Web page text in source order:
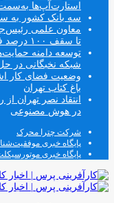
استارت‌آپ‌ها
سه بانک کشور به
معاون علمی
تا سقف ۱۰۰ درصد فروش دانش‌بنیان‌ها
توسعه دامنه
شبکه نخبگانی در
وضعیت فضای کار
باغ کتاب تهران
انتقاد نصر تهران
در هوش مصنوعی
شرکت چترا محرک
پایگاه خبری
پایگاه خبری